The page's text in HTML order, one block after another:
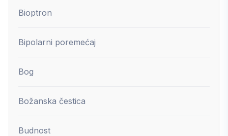
Bioptron
Bipolarni poremećaj
Bog
Božanska čestica
Budnost